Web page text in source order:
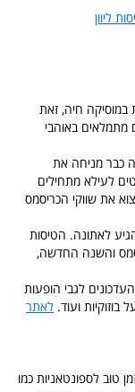
ליוון
חיה, זאת
מתמלאים באוהבי
כבר מניחה את
לעילא מתחילים
את שווקי הכריסמס
לאתונה. הטיסות
והשנה החדשה,
לגבי הופעות
ועוד. לאתר
טוב לספונטאניות כמו